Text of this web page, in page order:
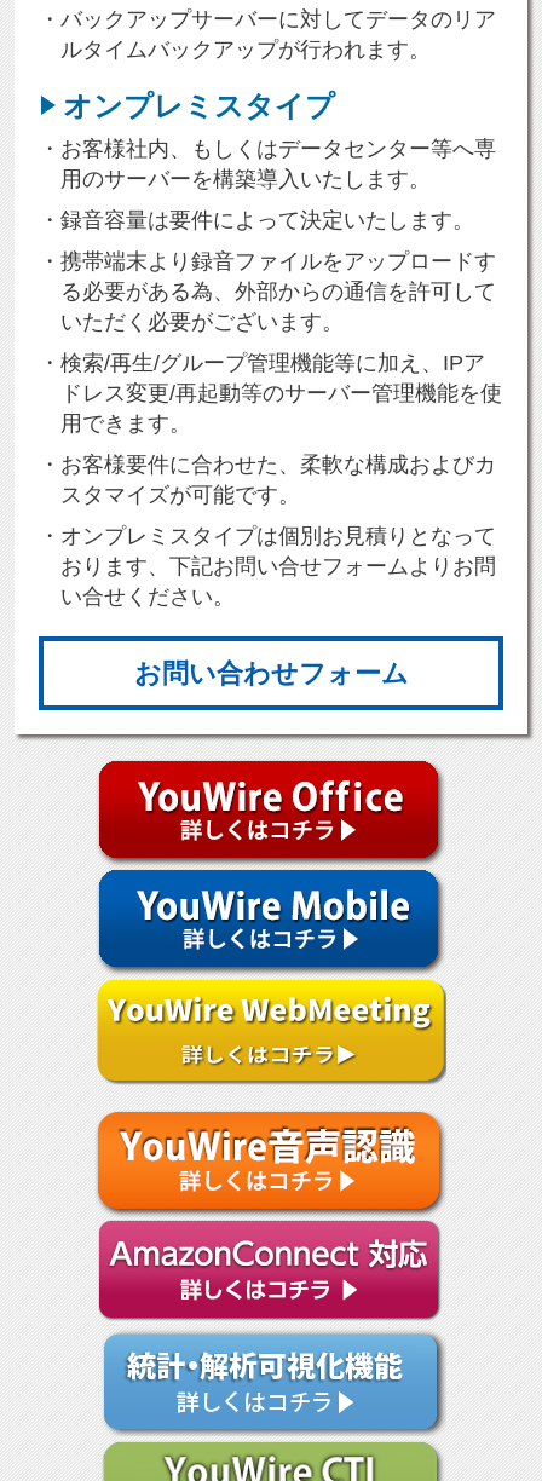
バックアップサーバーに対してデータのリア
ルタイムバックアップが行われます。
オンプレミスタイプ
お客様社内、もしくはデータセンター等へ専
用のサーバーを構築導入いたします。
録音容量は要件によって決定いたします。
携帯端末より録音ファイルをアップロードす
る必要がある為、外部からの通信を許可して
いただく必要がございます。
検索/再生/グループ管理機能等に加え、IPア
ドレス変更/再起動等のサーバー管理機能を使
用できます。
お客様要件に合わせた、柔軟な構成およびカ
スタマイズが可能です。
オンプレミスタイプは個別お見積りとなって
おります、下記お問い合せフォームよりお問
い合せください。
お問い合わせフォーム